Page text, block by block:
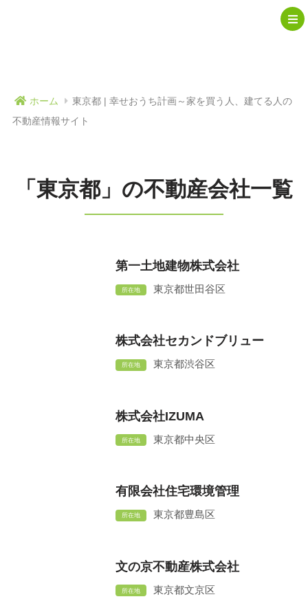
ホーム
東京都 | 幸せおうち計画～家を買う人、建てる人の
不動産情報サイト
「東京都」の不動産会社一覧
第一土地建物株式会社
所在地 東京都世田谷区
株式会社セカンドブリュー
所在地 東京都渋谷区
株式会社IZUMA
所在地 東京都中央区
有限会社住宅環境管理
所在地 東京都豊島区
文の京不動産株式会社
所在地 東京都文京区